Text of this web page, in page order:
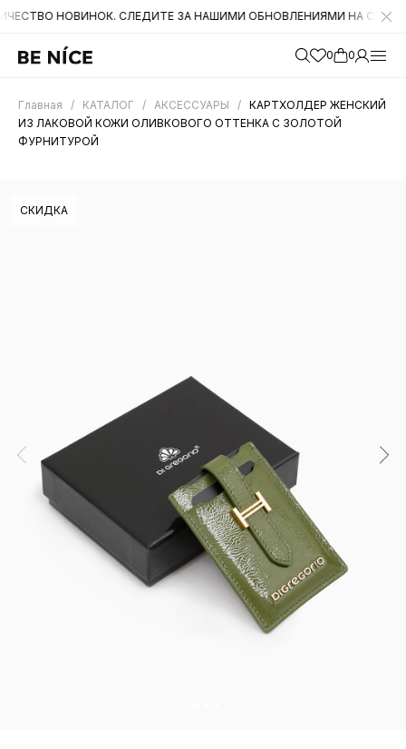
НОВИНОК. СЛЕДИТЕ ЗА НАШИМИ ОБНОВЛЕНИЯМИ НА САЙТЕ. А
0 0
Главная / КАТАЛОГ / АКСЕССУАРЫ / КАРТХОЛДЕР ЖЕНСКИЙ
ИЗ ЛАКОВОЙ КОЖИ ОЛИВКОВОГО ОТТЕНКА С ЗОЛОТОЙ
ФУРНИТУРОЙ
СКИДКА